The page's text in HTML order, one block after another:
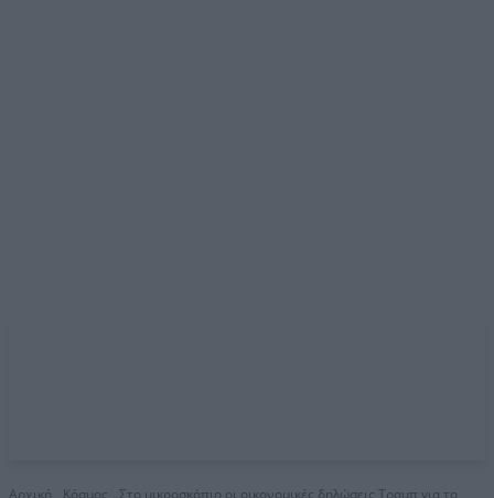
Αρχική Κόσμος
Στο μικροσκόπιο οι οικονομικές δηλώσεις Τραμπ για το